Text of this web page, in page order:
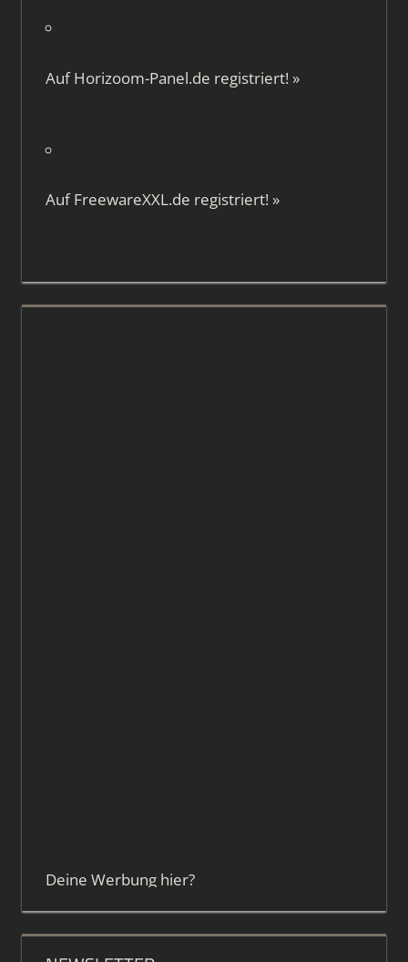
AufHorizoom-Panel.de registriert! »
AufFreewareXXL.de registriert! »
Deine Werbung hier?